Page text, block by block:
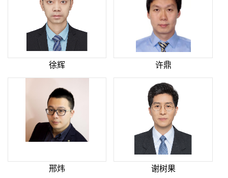
徐辉 许鼎
邢炜 谢树果